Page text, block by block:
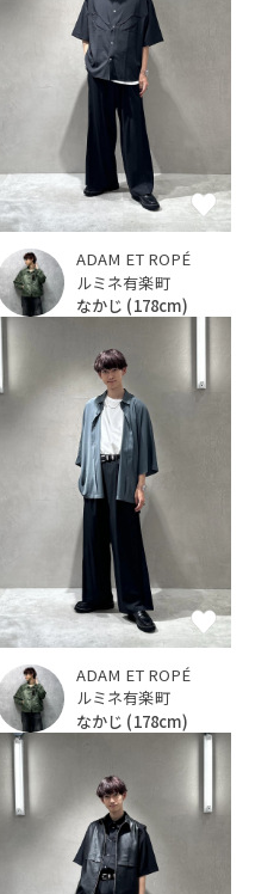
ADAM ET ROPÉ
ルミネ有楽町
なかじ (178cm)
ADAM ET ROPÉ
ルミネ有楽町
なかじ (178cm)